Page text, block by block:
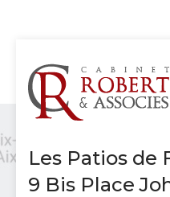
Les Patios de
9 Bis Place